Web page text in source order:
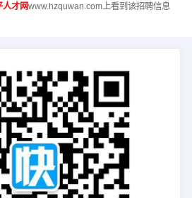
人才网www.hzquwan.com上看到该招聘信息